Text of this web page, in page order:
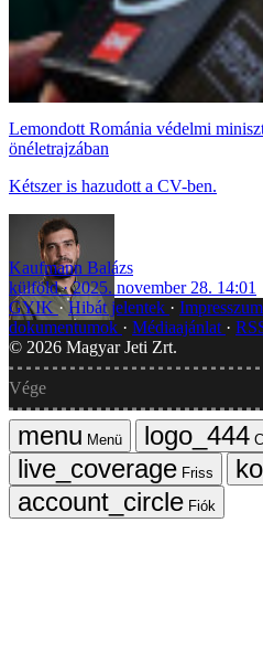
Lemondott Románia védelmi
önéletrajzában
Kétszer is hazudott a CV-ben.
Kaufmann Balázs
külföld
2025. november 28. 14:01
GYIK
Hibát jelentek Impresszum
dokumentumok
Médiaajánlat
© 2026 Magyar Jeti Zrt.
Vége
Menü
Friss
Fiók